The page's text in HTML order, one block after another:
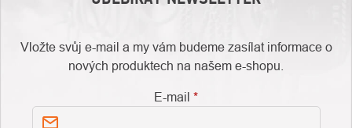
Vložte svůj e-mail a my vám budeme zasílat informace o
nových produktech na našem e-shopu.
E-mail